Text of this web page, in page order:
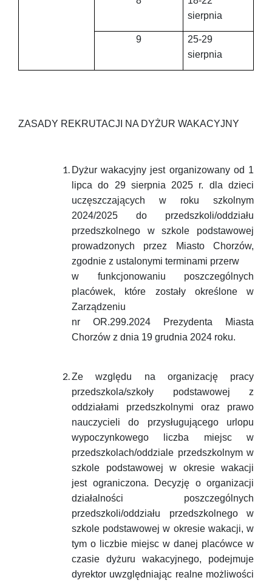
sierpnia
9
25-29
sierpnia
ZASADY REKRUTACJI NA DYŻUR WAKACYJNY
Dyżur wakacyjny jest organizowany od 1
lipca do 29 sierpnia 2025 r. dla dzieci
uczęszczających w roku szkolnym
2024/2025 do przedszkoli/oddziału
przedszkolnego w szkole podstawowej
prowadzonych przez Miasto Chorzów,
zgodnie z ustalonymi terminami przerw
w funkcjonowaniu poszczególnych
placówek, które zostały określone w
Zarządzeniu
nr OR.299.2024 Prezydenta Miasta
Chorzów z dnia 19 grudnia 2024 roku.
Ze względu na organizację pracy
przedszkola/szkoły podstawowej z
oddziałami przedszkolnymi oraz prawo
nauczycieli do przysługującego urlopu
wypoczynkowego liczba miejsc w
przedszkolach/oddziale przedszkolnym w
szkole podstawowej w okresie wakacji
jest ograniczona. Decyzję o organizacji
działalności poszczególnych
przedszkoli/oddziału przedszkolnego w
szkole podstawowej w okresie wakacji, w
tym o liczbie miejsc w danej placówce w
czasie dyżuru wakacyjnego, podejmuje
dyrektor uwzględniając realne możliwości